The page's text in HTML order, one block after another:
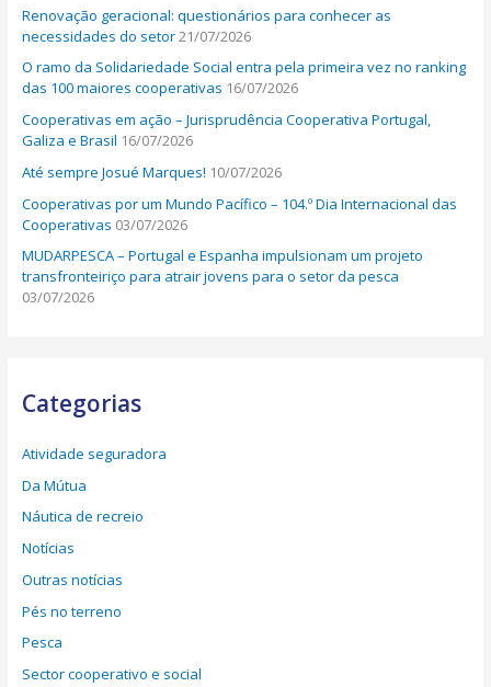
Renovação geracional: questionários para conhecer as
necessidades do setor 21/07/2026
O ramo da Solidariedade Social entra pela primeira vez no ranking
das 100 maiores cooperativas 16/07/2026
Cooperativas em ação – Jurisprudência Cooperativa Portugal,
Galiza e Brasil 16/07/2026
Até sempre Josué Marques! 10/07/2026
Cooperativas por um Mundo Pacífico – 104.º Dia Internacional das
Cooperativas 03/07/2026
MUDARPESCA – Portugal e Espanha impulsionam um projeto
transfronteiriço para atrair jovens para o setor da pesca
03/07/2026
Categorias
Atividade seguradora
Da Mútua
Náutica de recreio
Notícias
Outras notícias
Pés no terreno
Pesca
Sector cooperativo e social